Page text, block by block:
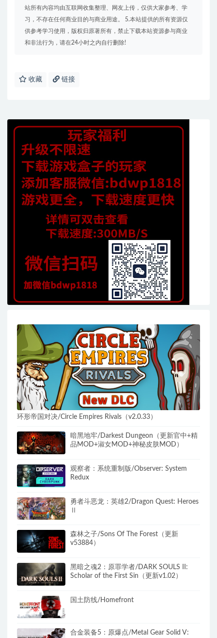
站所有内容均由互联网收集整理、网友上传，仅供大家参考、学
习，不存在任何商业目的与商业用途。 5.本站提供的所有资源仅
供参考学习使用，版权归原著所有，禁止下载本站资源参与商业
和非法行为，请在24小时之内自行删除!
收藏 链接
环形帝国对决/Circle Empires Rivals（v2.0.33）
暗黑地牢/Darkest Dungeon（更新官中+精
品MOD+淑女MOD+神秘皮肤MOD）
观察者：系统重制版/Observer: System
Redux
勇者斗恶龙：英雄2/Dragon Quest: Heroes
森林之子/Sons Of The Forest（更新
v53884）
黑暗之魂2：原罪学者/DARK SOULS II:
Scholar of the First Sin（更新v1.02）
国土防线/Homefront
合金装备5：原爆点/Metal Gear Solid V: